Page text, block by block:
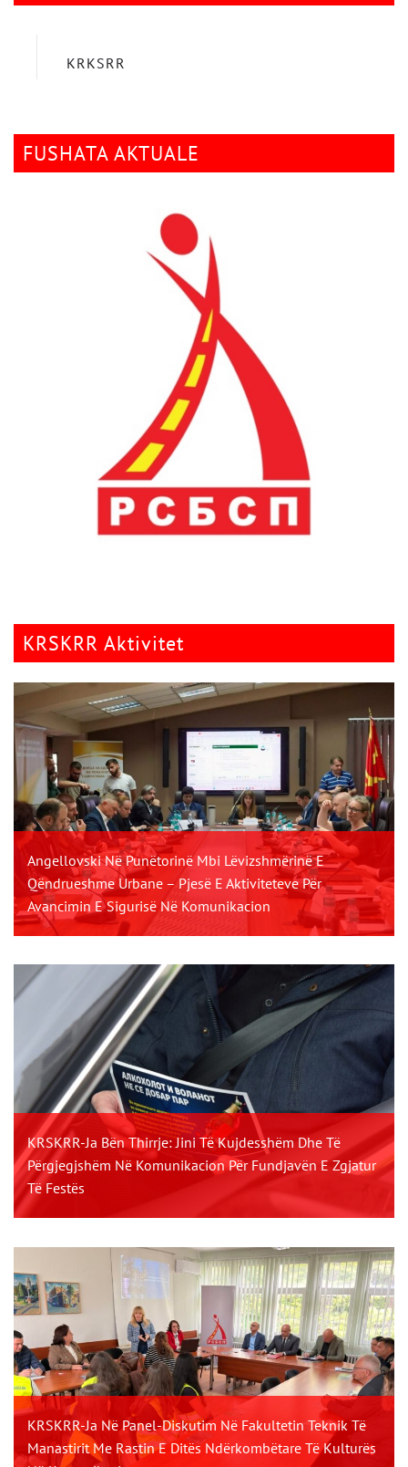
KRKSRR
FUSHATA AKTUALE
KRSKRR Aktivitet
Angellovski Në Punëtorinë Mbi Lëvizshmërinë E
Qëndrueshme Urbane – Pjesë E Aktiviteteve Për
Avancimin E Sigurisë Në Komunikacion
KRSKRR-Ja Bën Thirrje: Jini Të Kujdesshëm Dhe Të
Përgjegjshëm Në Komunikacion Për Fundjavën E Zgjatur
Të Festës
KRSKRR-Ja Në Panel-Diskutim Në Fakultetin Teknik Të
Manastirit Me Rastin E Ditës Ndërkombëtare Të Kulturës